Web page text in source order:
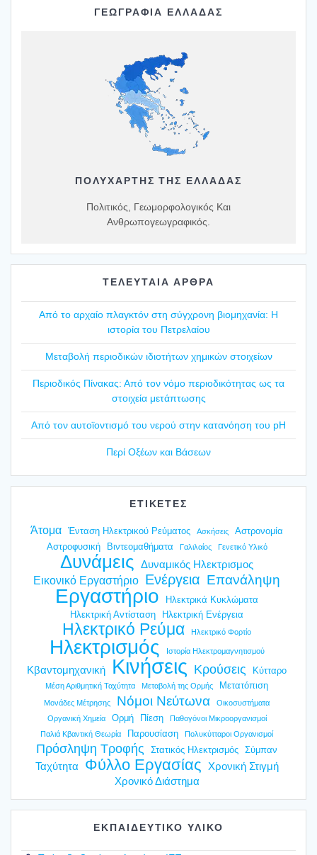
ΓΕΩΓΡΑΦΙΑ ΕΛΛΑΔΑΣ
ΠΟΛΥΧΆΡΤΗΣ ΤΗΣ ΕΛΛΆΔΑΣ
Πολιτικός, Γεωμορφολογικός Και
Ανθρωπογεωγραφικός.
ΤΕΛΕΥΤΑΙΑ ΑΡΘΡΑ
Από το αρχαίο πλαγ­κτόν στη σύγ­χρο­νη βιο­μη­χα­νία: Η
ιστο­ρία του Πετρε­λαί­ου
Mετα­βο­λή περιο­δι­κών ιδιο­τή­των χημι­κών στοι­χεί­ων
Περιο­δι­κός Πίνα­κας: Από τον νόμο περιο­δι­κό­τη­τας ως τα
στοι­χεία μετά­πτω­σης
Από τον αυτοϊ­ο­ντι­σμό του νερού στην κατα­νό­η­ση του pH
Περί Οξέ­ων και Βάσε­ων
ΕΤΙΚΕΤΕΣ
Άτομα Ένταση Ηλεκτρικού Ρεύματος Ασκήσεις
Αστρονομία
Αστροφυσική
Βιντεομαθήματα Γαλιλαίος Γενετικό Υλικό
Δυνάμεις Δυναμικός Ηλεκτρισμος
Εικονικό Εργαστήριο Ενέργεια Επανάληψη
Εργαστήριο
Ηλεκτρικά Κυκλώματα
Ηλεκτρική Αντίσταση
Ηλεκτρική Ενέργεια
Ηλεκτρικό Ρεύμα Ηλεκτρικό Φορτίο
Ηλεκτρισμός Ιστορία Ηλεκτρομαγνητισμού
Κβαντομηχανική Κινήσεις Κρούσεις Κύτταρο
Μέση Αριθμητική Ταχύτητα Μεταβολή της Ορμής Μετατόπιση
Μονάδες Μέτρησης Νόμοι Νεύτωνα
Οικοσυστήματα
Οργανική Χημεία
Ορμή Πίεση
Παθογόνοι Μικροοργανισμοί
Παλιά Κβαντική Θεωρία
Παρουσίαση Πολυκύτταροι Οργανισμοί
Πρόσληψη Τροφής Στατικός Ηλεκτρισμός Σύμπαν
Ταχύτητα Φύλλο Εργασίας
Χρονική Στιγμή
Χρονικό Διάστημα
ΕΚΠΑΙΔΕΥΤΙΚΟ ΥΛΙΚΟ